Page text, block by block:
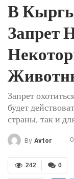
В
Запрет
Запрет
будет
страны, так и
By Avtor
0
242